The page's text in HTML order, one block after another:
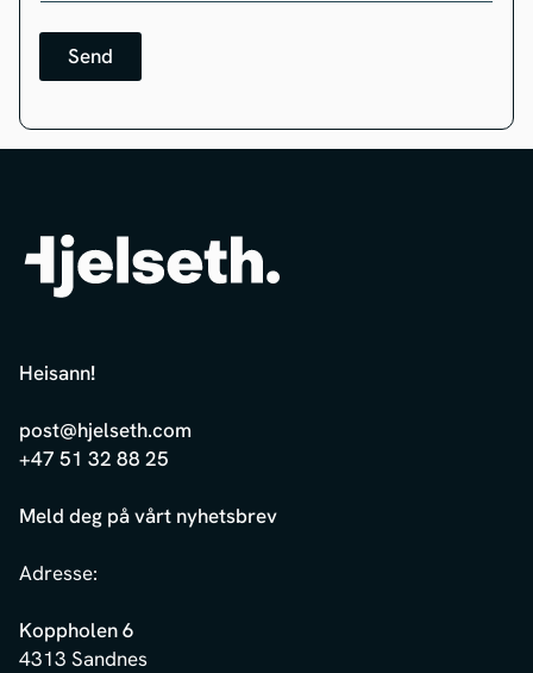
Send
Heisann!
post@hjelseth.com
+47 51 32 88 25
Meld deg på vårt nyhetsbrev
Adresse:
Koppholen 6
4313 Sandnes